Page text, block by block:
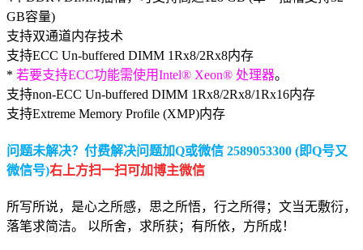
GB容量)
支持双通道内存技术
支持ECC Un-buffered DIMM 1Rx8/2Rx8内存
* 若要支持ECC功能需使用Intel® Xeon® 处理器。
支持non-ECC Un-buffered DIMM 1Rx8/2Rx8/1Rx16内存
支持Extreme Memory Profile (XMP)内存
问题未解决？付费解决问题加Q或微信 2589053300 (即Q号又
微信号)右上方扫一扫可加博主微信
所写所说，是心之所感，思之所悟，行之所得；文当无敷衍，
落笔求简洁。 以所舍，求所获；有所依，方所成！